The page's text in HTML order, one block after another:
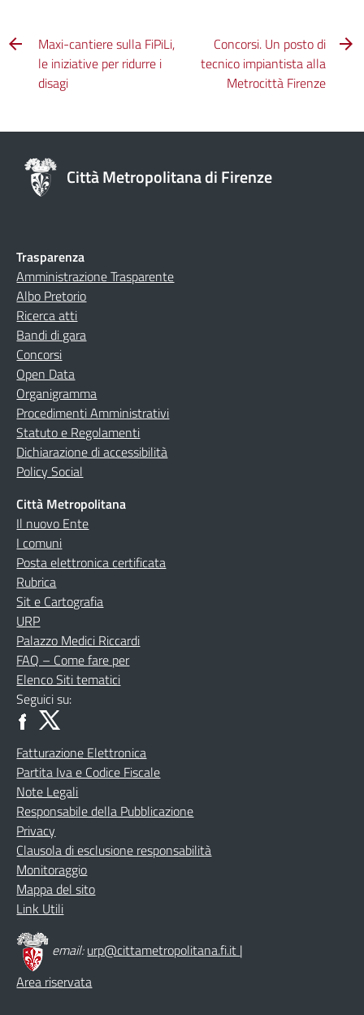
Maxi-cantiere sulla FiPiLi,
le iniziative per ridurre i
disagi
Concorsi. Un posto di
tecnico impiantista alla
Metrocittà Firenze
Città Metropolitana di Firenze
Trasparenza
Amministrazione Trasparente
Albo Pretorio
Ricerca atti
Bandi di gara
Concorsi
Open Data
Organigramma
Procedimenti Amministrativi
Statuto e Regolamenti
Dichiarazione di accessibilità
Policy Social
Città Metropolitana
Il nuovo Ente
I comuni
Posta elettronica certificata
Rubrica
Sit e Cartografia
URP
Palazzo Medici Riccardi
FAQ – Come fare per
Elenco Siti tematici
Seguici su:
Fatturazione Elettronica
Partita Iva e Codice Fiscale
Note Legali
Responsabile della Pubblicazione
Privacy
Clausola di esclusione responsabilità
Monitoraggio
Mappa del sito
Link Utili
email:urp@cittametropolitana.fi.it |
Area riservata